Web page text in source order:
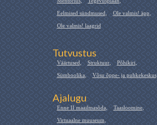
Eelmised sündmused, Ole valmis! äpp,
Ole valmis! laagrid
Tutvustus
Väärtused, Struktuur, Põhikiri,
Sümboolika, Võsu õppe- ja puhkekeskus
Ajalugu
Enne II maailmasõda, Taasloomine,
Virtuaalne muuseum,